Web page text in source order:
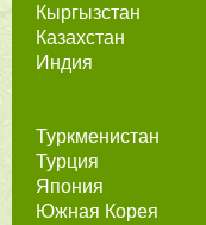
Кыргызстан
Казахстан
Индия
Туркменистан
Турция
Япония
Южная Корея